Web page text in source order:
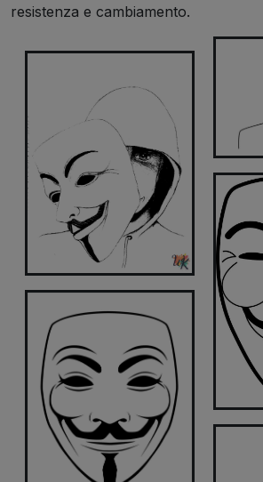
resistenza e cambiamento.